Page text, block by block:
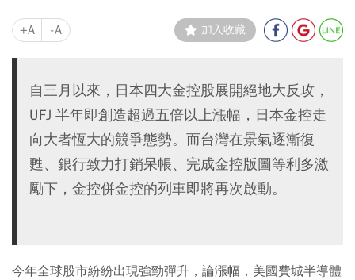
+A -A 加入收藏
自三月以來，日本四大金控股展開絕地大反攻，
UFJ 半年即創造超過五倍以上漲幅，日本金控走
向大者恆大的競爭態勢。而台灣在景氣逐漸復
甦、銀行致力打銷呆帳、完成金控版圖等利多激
勵下，金控併金控的列車即將再次啟動。
今年全球股市紛紛出現強勁彈升，論漲幅，美國費城半導體